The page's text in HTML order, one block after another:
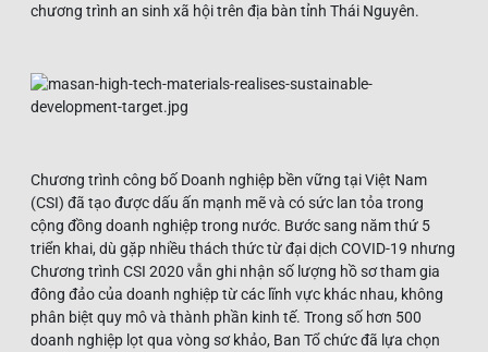
chương trình an sinh xã hội trên địa bàn tỉnh Thái Nguyên.
Chương trình công bố Doanh nghiệp bền vững tại Việt Nam
(CSI) đã tạo được dấu ấn mạnh mẽ và có sức lan tỏa trong
cộng đồng doanh nghiệp trong nước. Bước sang năm thứ 5
triển khai, dù gặp nhiều thách thức từ đại dịch COVID-19 nhưng
Chương trình CSI 2020 vẫn ghi nhận số lượng hồ sơ tham gia
đông đảo của doanh nghiệp từ các lĩnh vực khác nhau, không
phân biệt quy mô và thành phần kinh tế. Trong số hơn 500
doanh nghiệp lọt qua vòng sơ khảo, Ban Tổ chức đã lựa chọn